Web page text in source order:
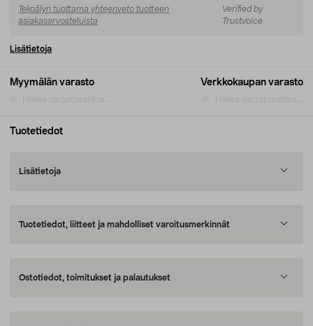
Myymälän varasto Verkkokaupan varasto
Tekoälyn tuottama yhteenveto tuotteen
asiakasarvosteluista
Verified by
Trustvoice
Lisätietoja
Tuotetiedot
Lisätietoja
Tuotetiedot, liitteet ja mahdolliset varoitusmerkinnät
Ostotiedot, toimitukset ja palautukset